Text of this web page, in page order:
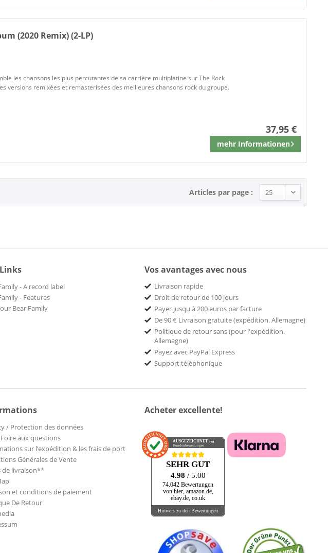
(2020 Remix) (2-LP)
les chansons les plus percutantes de sa carrière multiplatine sur The Rock
versions remixées et remasterisées des meilleures chansons rock du groupe.
37,95 €
mehr Informationen
Mémoriser
Articles par page :
- A record label
- Features
Bear Family
Vos avantages avec nous
Livraison rapide
Droit de retour de 100 jours
Payer jusqu'à 200 euros par facture
De 90 € Livraison gratuite (expédition. Allemagne)
Politique de retour sans (pour l'expédition.
Allemagne)
Payez avec PayPal Express
Support téléphonique
/ Protection des données
Foire aux questions
sur l’expédition & les frais de port
Générales de Vente
de livraison**
et conditions de paiement
De Retour
Acheter excellente!
AUSGEZEICHNET .org
Kundenbewertungen
SEHR GUT
4.98 / 5.00
74.042 Bewertungen
von hier, amazon.de,
ebay.de, co.uk
Hinweis zu den Bewertungen